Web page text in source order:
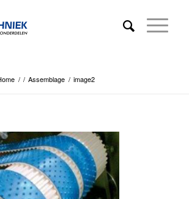
/ / Assemblage / image2